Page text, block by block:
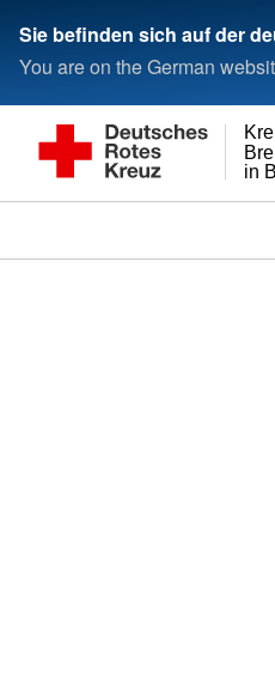
Sie befinden sich auf der
You are on the German
in